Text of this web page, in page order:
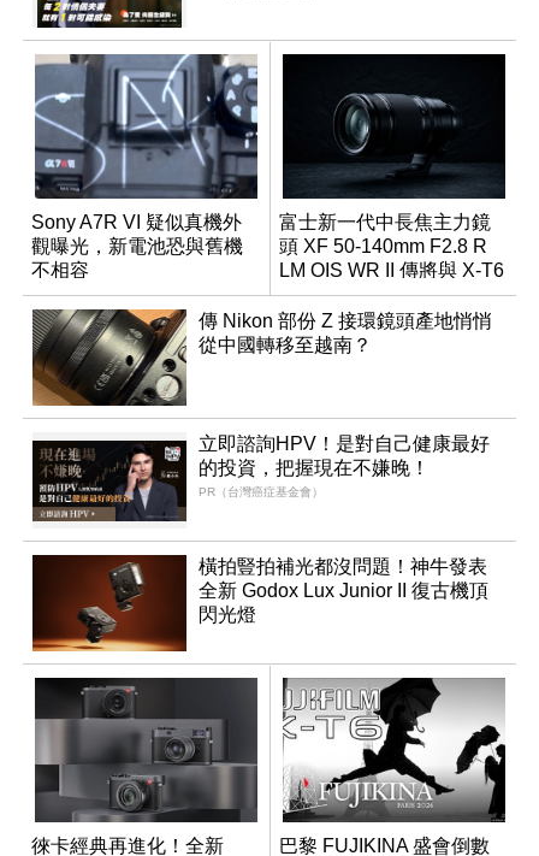
Sony A7R VI 疑似真機外
觀曝光，新電池恐與舊機
不相容
富士新一代中長焦主力鏡
頭 XF 50-140mm F2.8 R
LM OIS WR II 傳將與 X-T6
同步亮相
傳 Nikon 部份 Z 接環鏡頭產地悄悄
從中國轉移至越南？
立即諮詢HPV！是對自己健康最好
的投資，把握現在不嫌晚！
PR（台灣癌症基金會）
橫拍豎拍補光都沒問題！神牛發表
全新 Godox Lux Junior II 復古機頂
閃光燈
徠卡經典再進化！全新
巴黎 FUJIKINA 盛會倒數